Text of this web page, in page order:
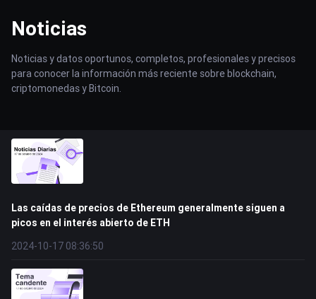
Noticias
Noticias y datos oportunos, completos, profesionales y precisos
para conocer la información más reciente sobre blockchain,
criptomonedas y Bitcoin.
Las caídas de precios de Ethereum generalmente siguen a
picos en el interés abierto de ETH
2024-10-17 08:36:50